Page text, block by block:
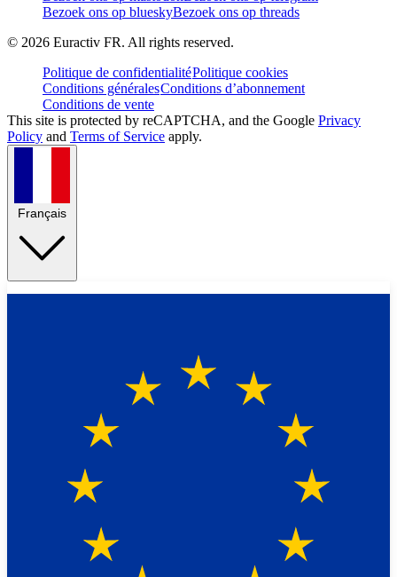
Bezoek ons op blueskyBezoek ons op threads
© 2026 Euractiv FR. All rights reserved.
Politique de confidentialitéPolitique cookies
Conditions généralesConditions d’abonnement
Conditions de vente
This site is protected by reCAPTCHA, and the Google Privacy
Policy and Terms of Service apply.
Français